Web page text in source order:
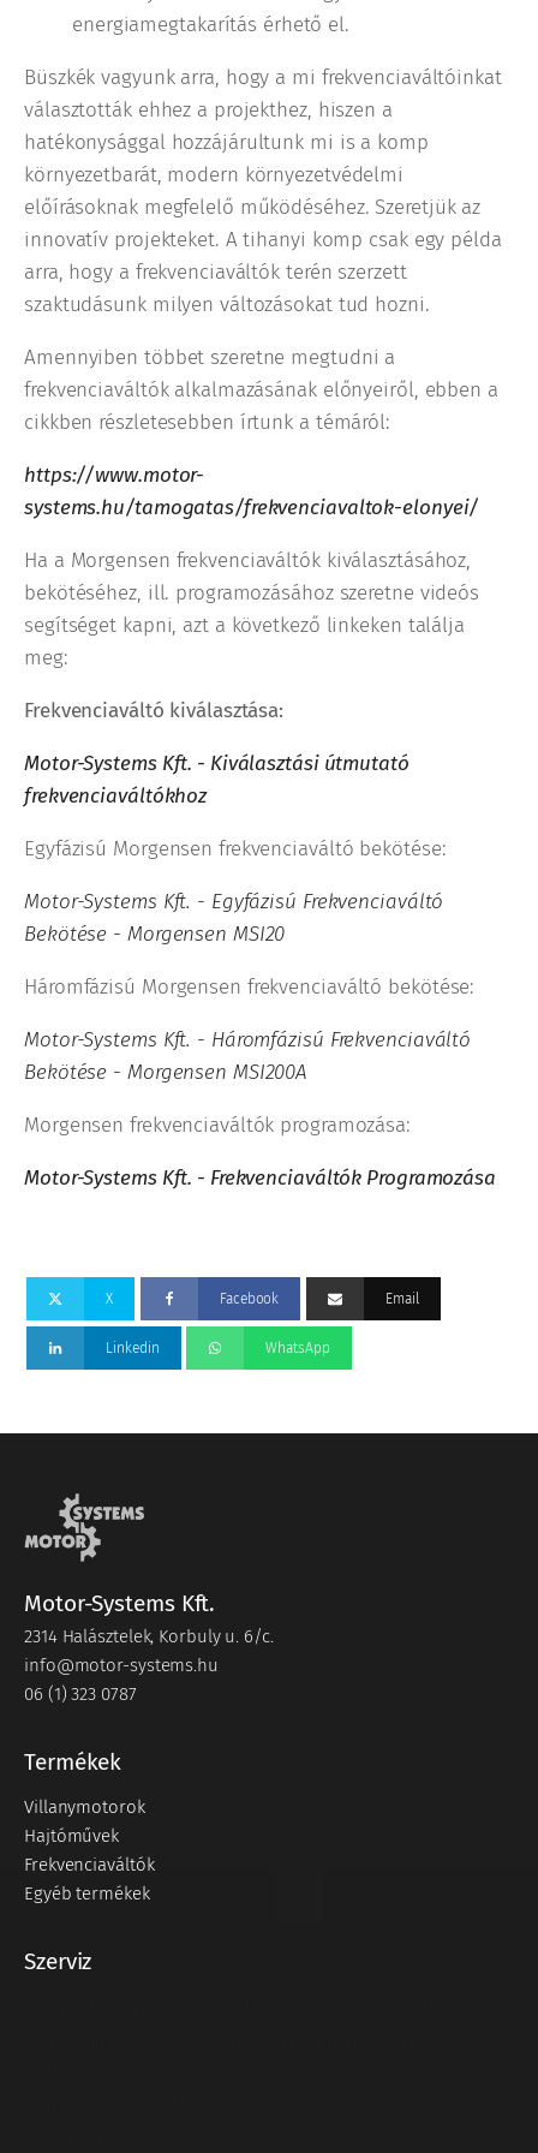
energiamegtakarítás érhető el.
Büszkék vagyunk arra, hogy a mi frekvenciaváltóinkat
választották ehhez a projekthez, hiszen a
hatékonysággal hozzájárultunk mi is a komp
környezetbarát, modern környezetvédelmi
előírásoknak megfelelő működéséhez. Szeretjük az
innovatív projekteket. A tihanyi komp csak egy példa
arra, hogy a frekvenciaváltók terén szerzett
szaktudásunk milyen változásokat tud hozni.
Amennyiben többet szeretne megtudni a
frekvenciaváltók alkalmazásának előnyeiről, ebben a
cikkben részletesebben írtunk a témáról:
https://www.motor-
systems.hu/tamogatas/frekvenciavaltok-elonyei/
Ha a Morgensen frekvenciaváltók kiválasztásához,
bekötéséhez, ill. programozásához szeretne videós
segítséget kapni, azt a következő linkeken találja
meg:
Frekvenciaváltó kiválasztása:
Motor-Systems Kft. - Kiválasztási útmutató
frekvenciaváltókhoz
Egyfázisú Morgensen frekvenciaváltó bekötése:
Motor-Systems Kft. - Egyfázisú Frekvenciaváltó
Bekötése - Morgensen MSI20
Háromfázisú Morgensen frekvenciaváltó bekötése:
Motor-Systems Kft. - Háromfázisú Frekvenciaváltó
Bekötése - Morgensen MSI200A
Morgensen frekvenciaváltók programozása:
Motor-Systems Kft. - Frekvenciaváltók Programozása
X Facebook Email
Linkedin WhatsApp
Motor-Systems Kft.
2314 Halásztelek, Korbuly u. 6/c.
info@motor-systems.hu
06 (1) 323 0787
Termékek
Villanymotorok
Hajtóművek
Frekvenciaváltók
Egyéb termékek
Szerviz